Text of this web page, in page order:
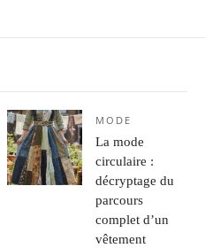
sur Tunisie : une économie
MODE
La mode
circulaire :
décryptage du
parcours
complet d’un
vêtement